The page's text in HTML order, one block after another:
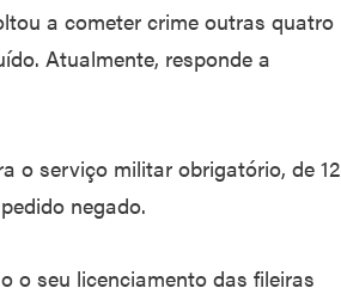
a cometer crime outras quatro
Atualmente, responde a
o serviço militar obrigatório, de 12
negado.
o seu licenciamento das fileiras